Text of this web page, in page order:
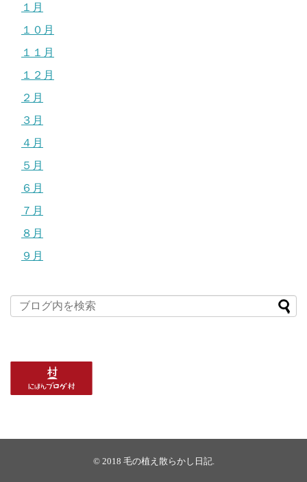
１月
１０月
１１月
１２月
２月
３月
４月
５月
６月
７月
８月
９月
© 2018 毛の植え散らかし日記.